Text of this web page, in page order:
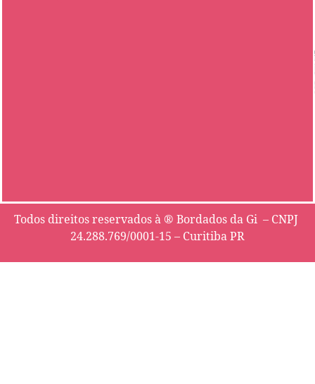
Todos direitos reservados à ® Bordados da Gi – CNPJ
24.288.769/0001-15 – Curitiba PR